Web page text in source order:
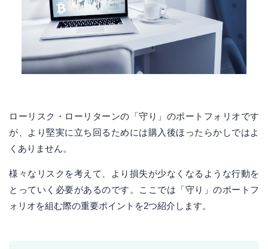
ローリスク・ローリターンの「守り」のポートフォリオです
が、より堅実に立ち回るためには購入後ほったらかしではよ
くありません。
様々なリスクを考えて、より損失が少なくなるような行動を
とっていく必要があるのです。ここでは「守り」のポートフ
ォリオを組む際の重要ポイントを2つ紹介します。